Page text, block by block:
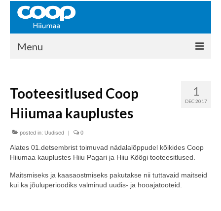
Menu
Kontakt
Liikmed
Ajalugu
KAUPLUSED
EHITUSKESKUS
1
DEC 2017
Tooteesitlused Coop
Hiiumaa kauplustes
posted in: Uudised | 0
Alates 01.detsembrist toimuvad nädalalõppudel kõikides Coop
Hiiumaa kauplustes Hiiu Pagari ja Hiiu Köögi tooteesitlused.
Maitsmiseks ja kaasaostmiseks pakutakse nii tuttavaid maitseid
kui ka jõuluperioodiks valminud uudis- ja hooajatooteid.